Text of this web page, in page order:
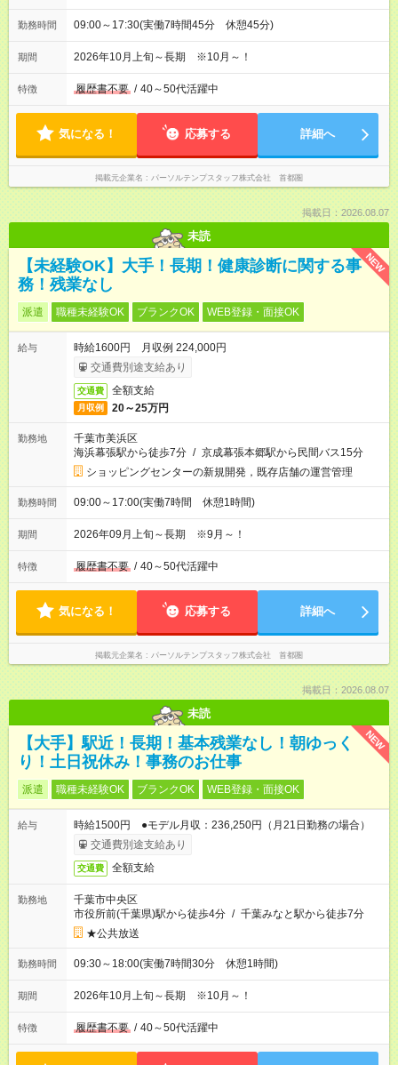
勤務時間 09:00～17:30(実働7時間45分 休憩45分)
期間 2026年10月上旬～長期 ※10月～！
特徴 履歴書不要 / 40～50代活躍中
気になる！ 応募する 詳細へ
掲載元企業名 パーソルテンプスタッフ株式会社 首都圏
掲載日：2026.08.07
未読
NEW
【未経験OK】大手！長期！健康診断に関する事
務！残業なし
派遣 職種未経験OK ブランクOK WEB登録・面接OK
給与
時給1600円 月収例 224,000円
交通費別途支給あり
交通費 全額支給
月収例 20～25万円
勤務地
千葉市美浜区
海浜幕張駅から徒歩7分 / 京成幕張本郷駅から民間バス15分
ショッピングセンターの新規開発，既存店舗の運営管理
勤務時間 09:00～17:00(実働7時間 休憩1時間)
期間 2026年09月上旬～長期 ※9月～！
特徴 履歴書不要 / 40～50代活躍中
気になる！ 応募する 詳細へ
掲載元企業名 パーソルテンプスタッフ株式会社 首都圏
掲載日：2026.08.07
未読
NEW
【大手】駅近！長期！基本残業なし！朝ゆっく
り！土日祝休み！事務のお仕事
派遣 職種未経験OK ブランクOK WEB登録・面接OK
給与
時給1500円 ●モデル月収：236,250円（月21日勤務の場合）
交通費別途支給あり
交通費 全額支給
勤務地
千葉市中央区
市役所前(千葉県)駅から徒歩4分 / 千葉みなと駅から徒歩7分
★公共放送
勤務時間 09:30～18:00(実働7時間30分 休憩1時間)
期間 2026年10月上旬～長期 ※10月～！
特徴 履歴書不要 / 40～50代活躍中